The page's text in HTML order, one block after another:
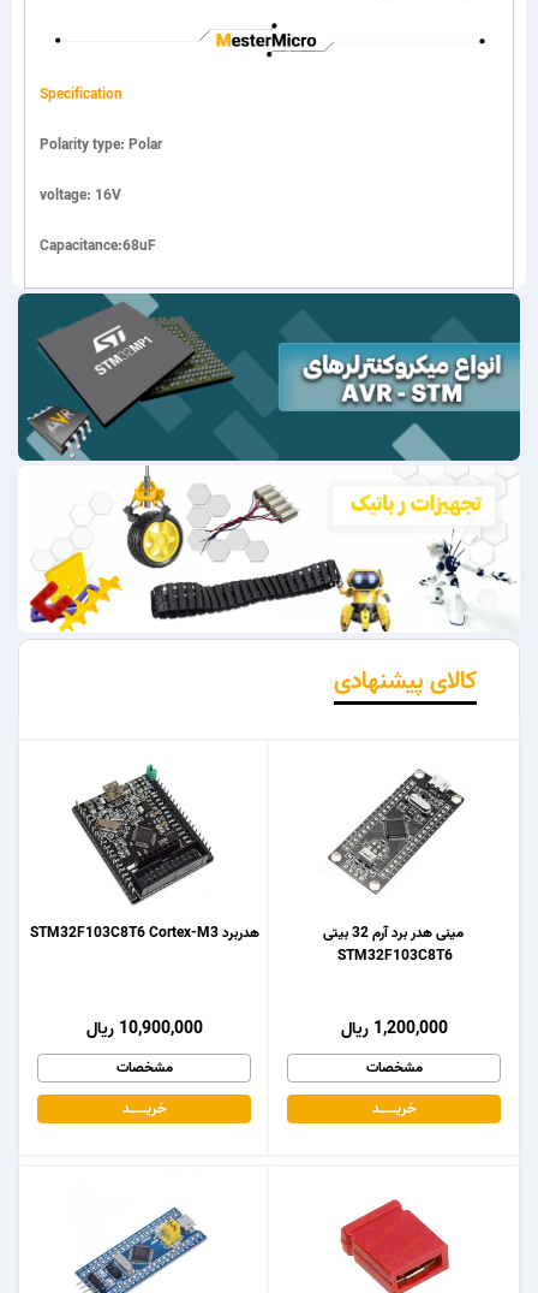
Specification
Polarity type: Polar
voltage: 16V
Capacitance:68uF
کالای پیشنهادی
هدربرد STM32F103C8T6 Cortex-M3
10,900,000 ریال
مشخصات
خریـــــــد
مینی هدر برد آرم 32 بیتی
STM32F103C8T6
1,200,000 ریال
مشخصات
خریـــــــد